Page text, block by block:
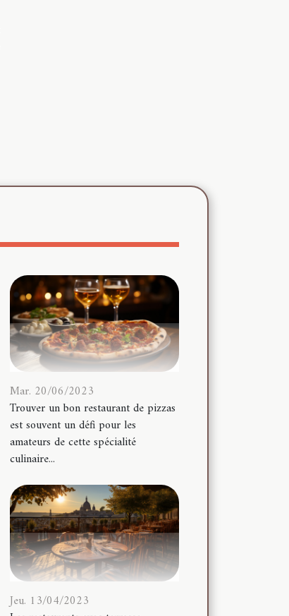
Mar. 20/06/2023
Trouver un bon restaurant de pizzas
est souvent un défi pour les
amateurs de cette spécialité
culinaire...
Jeu. 13/04/2023